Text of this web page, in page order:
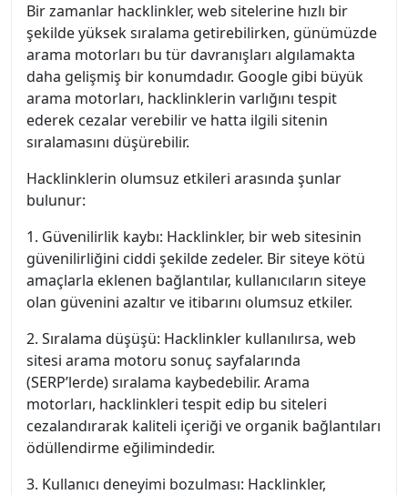
Bir zamanlar hacklinkler, web sitelerine hızlı bir
şekilde yüksek sıralama getirebilirken, günümüzde
arama motorları bu tür davranışları algılamakta
daha gelişmiş bir konumdadır. Google gibi büyük
arama motorları, hacklinklerin varlığını tespit
ederek cezalar verebilir ve hatta ilgili sitenin
sıralamasını düşürebilir.
Hacklinklerin olumsuz etkileri arasında şunlar
bulunur:
1. Güvenilirlik kaybı: Hacklinkler, bir web sitesinin
güvenilirliğini ciddi şekilde zedeler. Bir siteye kötü
amaçlarla eklenen bağlantılar, kullanıcıların siteye
olan güvenini azaltır ve itibarını olumsuz etkiler.
2. Sıralama düşüşü: Hacklinkler kullanılırsa, web
sitesi arama motoru sonuç sayfalarında
(SERP’lerde) sıralama kaybedebilir. Arama
motorları, hacklinkleri tespit edip bu siteleri
cezalandırarak kaliteli içeriği ve organik bağlantıları
ödüllendirme eğilimindedir.
3. Kullanıcı deneyimi bozulması: Hacklinkler,